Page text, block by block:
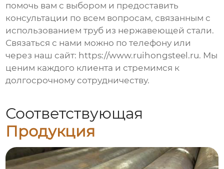
помочь вам с выбором и предоставить
консультации по всем вопросам, связанным с
использованиемтруб из нержавеющей стали.
Связаться с нами можно по телефону или
через наш сайт: https://www.ruihongsteel.ru. Мы
ценим каждого клиента и стремимся к
долгосрочному сотрудничеству.
Соответствующая
Продукция